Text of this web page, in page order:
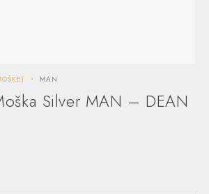
MAN
Silver MAN – DEAN